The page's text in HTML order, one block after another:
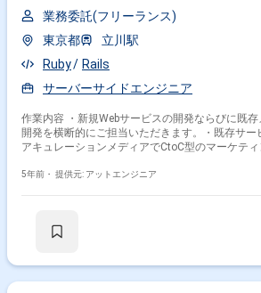
業務委託(フリーランス)
東京都
立川駅
Ruby
Rails
サーバーサイドエンジニア
作業内容 ・新規Webサービスの開発ならびに既
開発を横断的にご担当いただきます。・既存サ
アキュレーションメディアでCtoC型のマーケテ
開発となります。・Gitを用いたチケットフローで
5年前・ 提供元: アットエンジニア
掛け合わせ条件で絞り込む
Ruby × Rails
職種で絞り込む
Ruby × サーバーサイドエンジニア
Ruby × バックエンドエンジニア